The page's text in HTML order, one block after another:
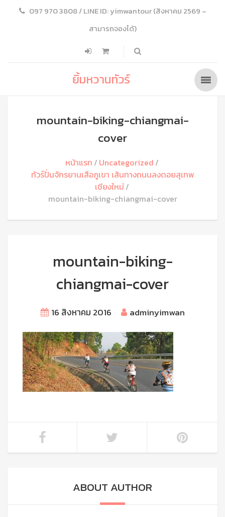
097 970 3808 / LINE ID: yimwantour (สิงหาคม 2569 –
สามารถจองได้)
ยิ้มหวานทัวร์
mountain-biking-chiangmai-
cover
หน้าแรก
Uncategorized
ทัวร์ปั่นจักรยานเสือภูเขา เส้นทางถนนลงดอยสุเทพ
เชียงใหม่
mountain-biking-chiangmai-cover
mountain-biking-
chiangmai-cover
16 สิงหาคม 2016 adminyimwan
ABOUT AUTHOR